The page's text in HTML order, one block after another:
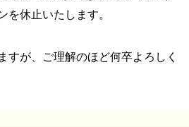
を休止いたします。
すが、ご理解のほど何卒よろしく